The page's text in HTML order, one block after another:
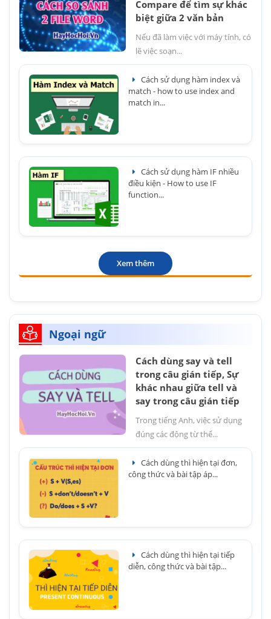
Compare để tìm sự khác
biệt giữa 2 văn bản
Nếu đã làm việc với máy tính, có
lẽ việc soạn...
Cách sử dụng hàm index và
match - how to use index and
match in...
Cách sử dụng hàm IF nhiều
điều kiện - How to use IF
function...
Xem thêm
Ngoại ngữ
Cách dùng say và tell
trong câu gián tiếp, Sự
khác nhau giữa tell và
say trong câu gián tiếp
Trong tiếng Anh, việc sử dụng
đúng các động từ thể...
Cách dùng thì hiện tại đơn,
công thức và bài tập áp...
Cách dùng thì hiện tại tiếp
diễn, công thức và bài tập...